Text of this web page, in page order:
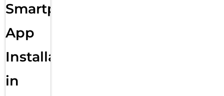
Smartphone
App
Installation
in